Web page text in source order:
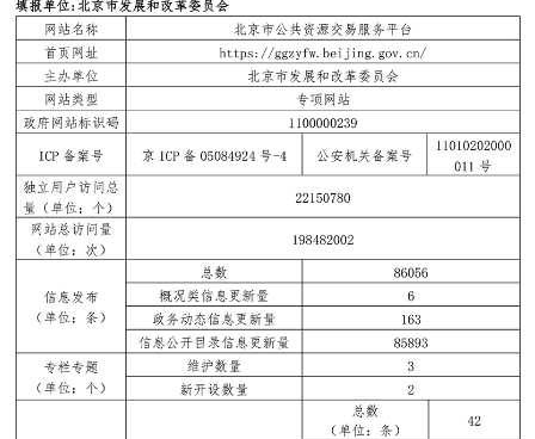
決策公開 專題公開
政務服務
個人服務 法人服務 部門服務
便民服務 利企服務
仲介服務 陽光政務
政民互動
我要諮詢 我要建議